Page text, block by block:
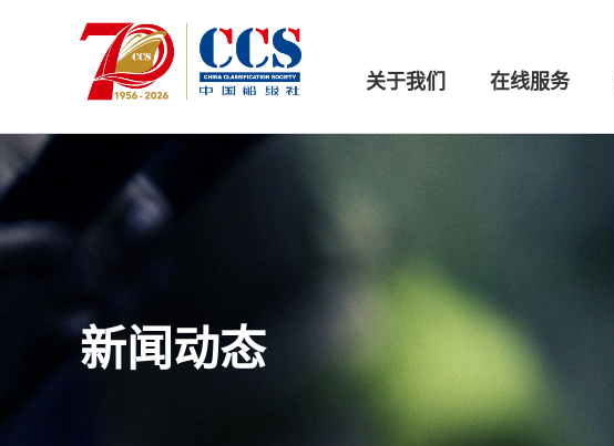
关于我们 在线服务
新闻动态